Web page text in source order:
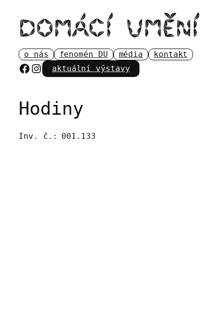
obsah
o nás fenomén DU média kontakt
Facebook
Instagram
aktuální výstavy
Hodiny
Inv. č.: 001.133